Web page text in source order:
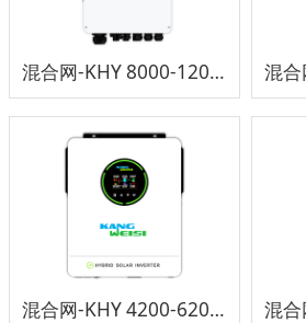
混合网-KHY 8000-12000TL3-48SY
混合网-KHY 4200-6200TL- 48TX2